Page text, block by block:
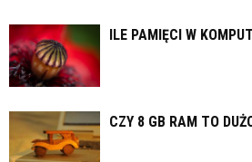
ILE PAMIĘCI W
CZY 8 GB RAM TO